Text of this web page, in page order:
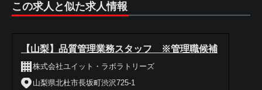
この求人と似た求人情報
【山梨】品質管理業務スタッフ ※管理職候補
株式会社ユイット・ラボラトリーズ
山梨県北杜市長坂町渋沢725-1